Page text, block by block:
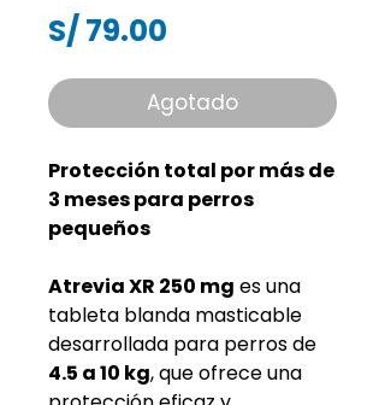
S/ 79.00
Agotado
Protección total por más de
3 meses para perros
pequeños
Atrevia XR 250 mg es una
tableta blanda masticable
desarrollada para perros de
4.5 a 10 kg, que ofrece una